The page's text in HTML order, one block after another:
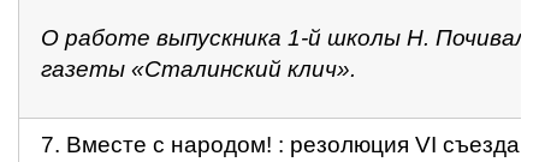
О работе выпускника 1-й школы Н.
газеты «Сталинский клич».
7. Вместе с народом! : резолюция VI съезда